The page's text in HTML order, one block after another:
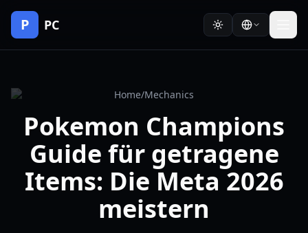
P PC
Home/Mechanics
Pokemon Champions
Guide für getragene
Items: Die Meta 2026
meistern